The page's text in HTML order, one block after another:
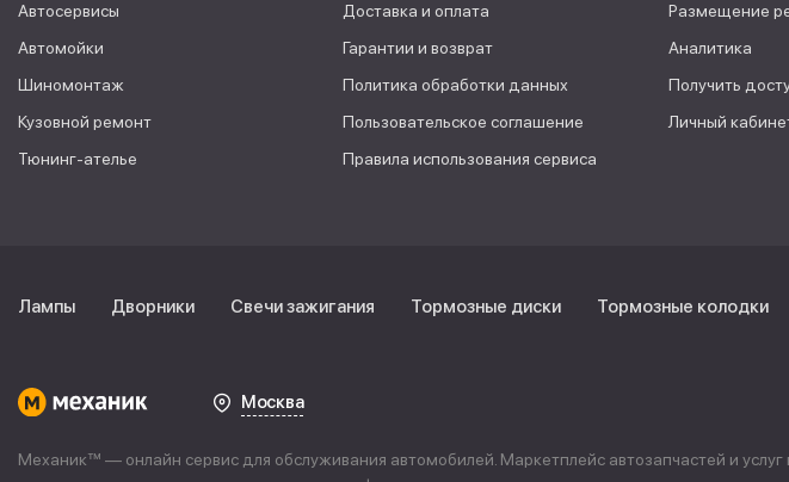
Автосервисы
Автомойки
Шиномонтаж
Кузовной ремонт
Тюнинг-ателье
Доставка и оплата
Гарантии и возврат
Политика обработки данных
Пользовательское соглашение
Правила использования сервиса
Размещение
Аналитика
Получить
Личный
Лампы Дворники Свечи зажигания Тормозные диски Тормозные колодки
Москва
Механик™ — онлайн сервис для обслуживания автомобилей. Маркетплейс автозапчастей и